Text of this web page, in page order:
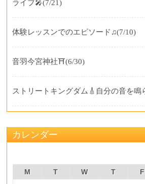
ライブ🎤(7/21)
体験レッスンでのエピソード♫(7/10)
音羽今宮神社⛩️(6/30)
ストリートキングダム🎸自分の音を鳴
カレンダー
M T W T F